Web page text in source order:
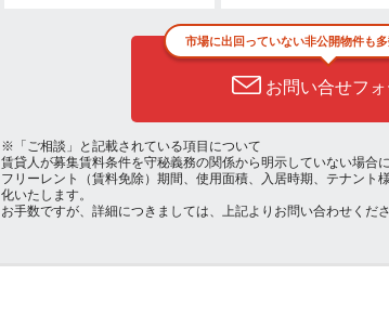
市場に出回っていない非公開物件も多
お問い合せフォ
※「ご相談」と記載されている項目について
賃貸人が募集賃料条件を守秘義務の関係から明示していない場合
フリーレント（賃料免除）期間、使用面積、入居時期、テナント
化いたします。
お手数ですが、詳細につきましては、上記よりお問い合わせくださ